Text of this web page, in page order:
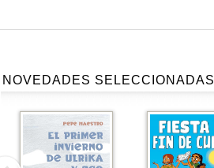
NOVEDADES SELECCIONADAS